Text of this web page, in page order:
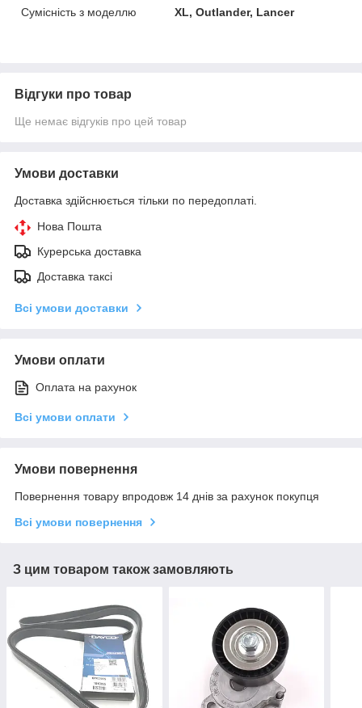
Сумісність з моделлю
XL, Outlander, Lancer
Відгуки про товар
Ще немає відгуків про цей товар
Умови доставки
Доставка здійснюється тільки по передоплаті.
Нова Пошта
Курерська доставка
Доставка таксі
Всі умови доставки
Умови оплати
Оплата на рахунок
Всі умови оплати
Умови повернення
Повернення товару впродовж 14 днів за рахунок покупця
Всі умови повернення
З цим товаром також замовляють